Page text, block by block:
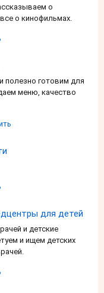
о
о кинофильмах.
полезно готовим для
меню, качество
для детей
и детские
и ищем детских